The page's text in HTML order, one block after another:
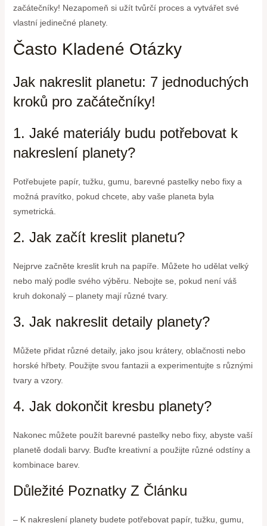
začátečníky! Nezapomeň si užít tvůrčí proces a vytvářet své
vlastní jedinečné planety.
Často Kladené Otázky
Jak nakreslit planetu: 7 jednoduchých
kroků pro začátečníky!
1. Jaké materiály budu potřebovat k
nakreslení planety?
Potřebujete papír, tužku, gumu, barevné pastelky nebo fixy a
možná pravítko, pokud chcete, aby vaše planeta byla
symetrická.
2. Jak začít kreslit planetu?
Nejprve začněte kreslit kruh na papíře. Můžete ho udělat velký
nebo malý podle svého výběru. Nebojte se, pokud není váš
kruh dokonalý – planety mají různé tvary.
3. Jak nakreslit detaily planety?
Můžete přidat různé detaily, jako jsou krátery, oblačnosti nebo
horské hřbety. Použijte svou fantazii a experimentujte s různými
tvary a vzory.
4. Jak dokončit kresbu planety?
Nakonec můžete použít barevné pastelky nebo fixy, abyste vaší
planetě dodali barvy. Buďte kreativní a použijte různé odstíny a
kombinace barev.
Důležité Poznatky Z Článku
– K nakreslení planety budete potřebovat papír, tužku, gumu,